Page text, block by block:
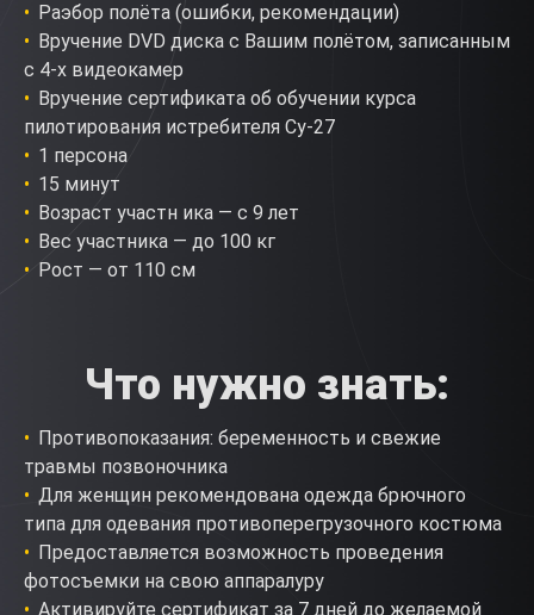
Раэбор полёта (ошибки, рекомендации)
Вручение DVD диска с Вашим полётом, записанным
с 4-х видеокамер
Вручение сертификата об обучении курса
пилотирования истребителя Су-27
1 персона
15 минут
Возраст участн ика — с 9 лет
Вес участника — до 100 кг
Рост — от 110 см
Что нужно знать:
Противопоказания: беременность и свежие
травмы позвоночника
Для женщин рекомендована одежда брючного
типа для одевания противоперегрузочного костюма
Предоставляется возможность проведения
фотосъемки на свою аппаралуру
Активируйте сертификат за 7 дней до желаемой